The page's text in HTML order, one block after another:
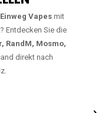
Einweg Vapesmit
? Entdecken Sie die
RandM, Mosmo,
direkt nach